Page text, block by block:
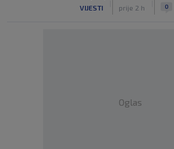
VIJESTI prije 2 h 0
Oglas